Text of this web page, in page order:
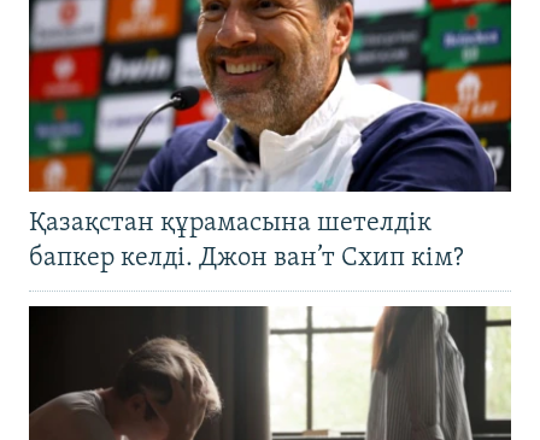
Қазақстан құрамасына шетелдік
бапкер келді. Джон ван’т Схип кім?